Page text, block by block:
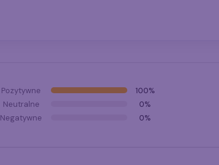
Pozytywne
100%
Neutralne
0%
Negatywne
0%